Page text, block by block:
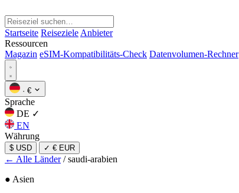
Startseite Reiseziele Anbieter
Ressourcen
Magazin eSIM-Kompatibilitäts-Check Datenvolumen-Rechner
· €
Sprache
DE ✓
EN
Währung
$ USD ✓ € EUR
← Alle Länder / saudi-arabien
● Asien